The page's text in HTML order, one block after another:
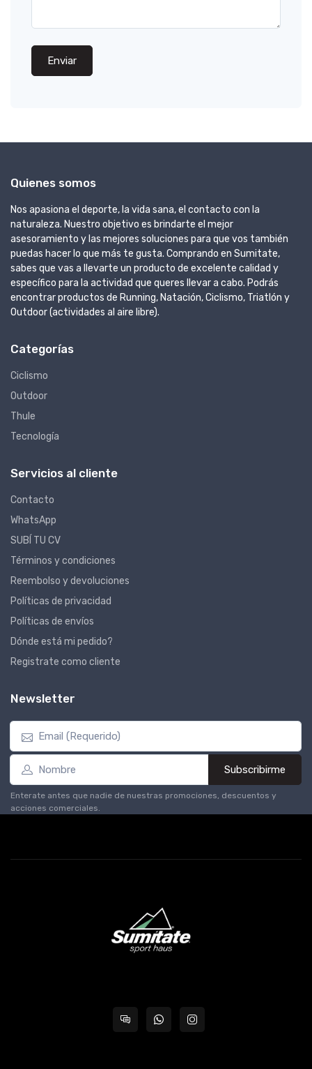
Enviar
Quienes somos
Nos apasiona el deporte, la vida sana, el contacto con la
naturaleza. Nuestro objetivo es brindarte el mejor
asesoramiento y las mejores soluciones para que vos también
puedas hacer lo que más te gusta. Comprando en Sumitate,
sabes que vas a llevarte un producto de excelente calidad y
específico para la actividad que queres llevar a cabo. Podrás
encontrar productos de Running, Natación, Ciclismo, Triatlón y
Outdoor (actividades al aire libre).
Categorías
Ciclismo
Outdoor
Thule
Tecnología
Servicios al cliente
Contacto
WhatsApp
SUBÍ TU CV
Términos y condiciones
Reembolso y devoluciones
Políticas de privacidad
Políticas de envíos
Dónde está mi pedido?
Registrate como cliente
Newsletter
Subscribirme
Enterate antes que nadie de nuestras promociones, descuentos y
acciones comerciales.